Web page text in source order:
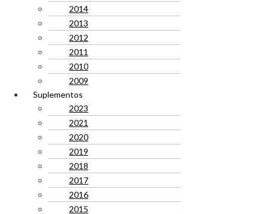
2014
2013
2012
2011
2010
2009
Suplementos
2023
2021
2020
2019
2018
2017
2016
2015